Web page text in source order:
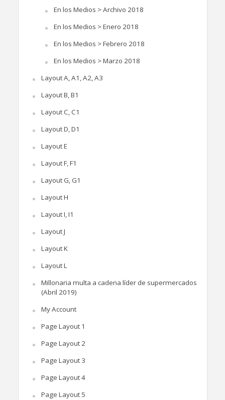
En los Medios > Archivo 2018
En los Medios > Enero 2018
En los Medios > Febrero 2018
En los Medios > Marzo 2018
Layout A, A1, A2, A3
Layout B, B1
Layout C, C1
Layout D, D1
Layout E
Layout F, F1
Layout G, G1
Layout H
Layout I, I1
Layout J
Layout K
Layout L
Millonaria multa a cadena líder de supermercados
(Abril 2019)
My Account
Page Layout 1
Page Layout 2
Page Layout 3
Page Layout 4
Page Layout 5